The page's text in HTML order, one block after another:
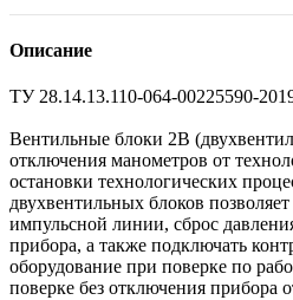
Описание
ТУ 28.14.13.110-064-00225590-
Вентильные блоки 2В
отключения манометров от
остановки технологических
двухвентильных блоков
импульсной линии, сброс
прибора, а также подключать
оборудование при поверке по
поверке без отключения прибора